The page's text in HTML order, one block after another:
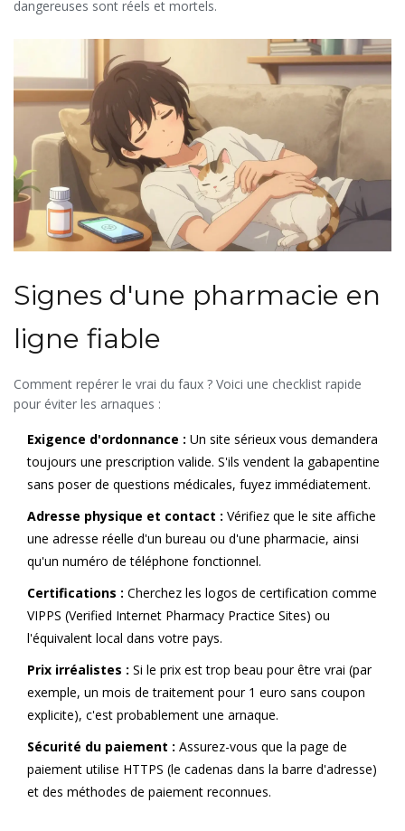
dangereuses sont réels et mortels.
Signes d'une pharmacie en
ligne fiable
Comment repérer le vrai du faux ? Voici une checklist rapide
pour éviter les arnaques :
Exigence d'ordonnance : Un site sérieux vous demandera
toujours une prescription valide. S'ils vendent la gabapentine
sans poser de questions médicales, fuyez immédiatement.
Adresse physique et contact : Vérifiez que le site affiche
une adresse réelle d'un bureau ou d'une pharmacie, ainsi
qu'un numéro de téléphone fonctionnel.
Certifications : Cherchez les logos de certification comme
VIPPS (Verified Internet Pharmacy Practice Sites) ou
l'équivalent local dans votre pays.
Prix irréalistes : Si le prix est trop beau pour être vrai (par
exemple, un mois de traitement pour 1 euro sans coupon
explicite), c'est probablement une arnaque.
Sécurité du paiement : Assurez-vous que la page de
paiement utilise HTTPS (le cadenas dans la barre d'adresse)
et des méthodes de paiement reconnues.